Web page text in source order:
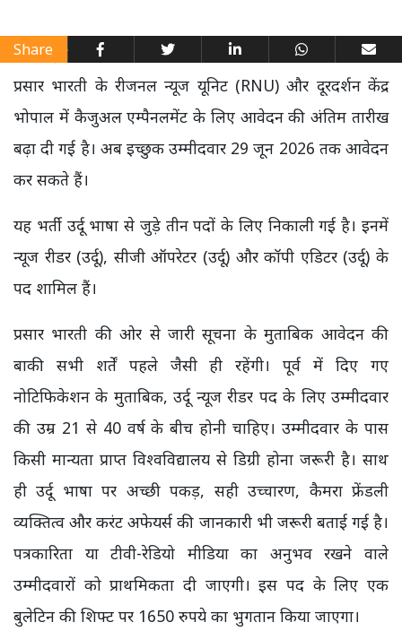
Share
प्रसार भारती के रीजनल न्यूज यूनिट (RNU) और दूरदर्शन केंद्र
भोपाल में कैजुअल एम्पैनलमेंट के लिए आवेदन की अंतिम तारीख
बढ़ा दी गई है। अब इच्छुक उम्मीदवार 29 जून 2026 तक आवेदन
कर सकते हैं।
यह भर्ती उर्दू भाषा से जुड़े तीन पदों के लिए निकाली गई है। इनमें
न्यूज रीडर (उर्दू), सीजी ऑपरेटर (उर्दू) और कॉपी एडिटर (उर्दू) के
पद शामिल हैं।
प्रसार भारती की ओर से जारी सूचना के मुताबिक आवेदन की
बाकी सभी शर्तें पहले जैसी ही रहेंगी। पूर्व में दिए गए
नोटिफिकेशन के मुताबिक, उर्दू न्यूज रीडर पद के लिए उम्मीदवार
की उम्र 21 से 40 वर्ष के बीच होनी चाहिए। उम्मीदवार के पास
किसी मान्यता प्राप्त विश्वविद्यालय से डिग्री होना जरूरी है। साथ
ही उर्दू भाषा पर अच्छी पकड़, सही उच्चारण, कैमरा फ्रेंडली
व्यक्तित्व और करंट अफेयर्स की जानकारी भी जरूरी बताई गई है।
पत्रकारिता या टीवी-रेडियो मीडिया का अनुभव रखने वाले
उम्मीदवारों को प्राथमिकता दी जाएगी। इस पद के लिए एक
बुलेटिन की शिफ्ट पर 1650 रुपये का भुगतान किया जाएगा।